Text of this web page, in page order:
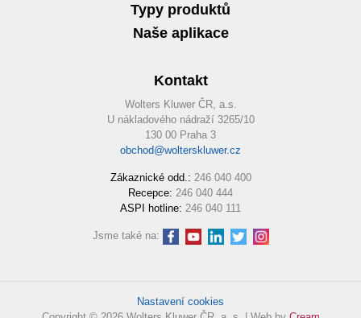
Typy produktů
Naše aplikace
Kontakt
Wolters Kluwer ČR, a.s.
U nákladového nádraží 3265/10
130 00 Praha 3
obchod@wolterskluwer.cz
Zákaznické odd.: 246 040 400
Recepce: 246 040 444
ASPI hotline: 246 040 111
Jsme také na:
Nastavení cookies